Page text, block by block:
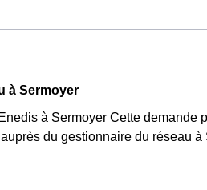
à Sermoyer
à Sermoyer Cette demande
du gestionnaire du réseau